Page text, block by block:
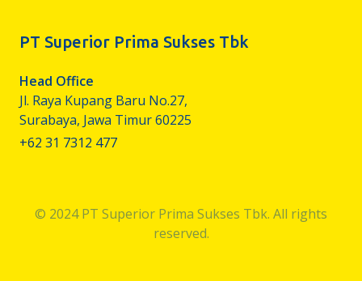
PT Superior Prima Sukses Tbk
Head Office
Jl. Raya Kupang Baru No.27,
Surabaya, Jawa Timur 60225
+62 31 7312 477
© 2024 PT Superior Prima Sukses Tbk. All rights
reserved.